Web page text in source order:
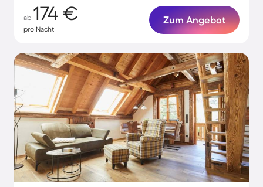
ab 174 €
pro Nacht
Zum Angebot